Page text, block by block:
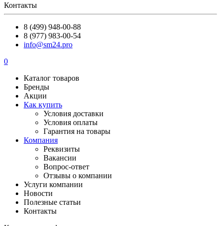
Контакты
8 (499) 948-00-88
8 (977) 983-00-54
info@sm24.pro
0
Каталог товаров
Бренды
Акции
Как купить
Условия доставки
Условия оплаты
Гарантия на товары
Компания
Реквизиты
Вакансии
Вопрос-ответ
Отзывы о компании
Услуги компании
Новости
Полезные статьи
Контакты